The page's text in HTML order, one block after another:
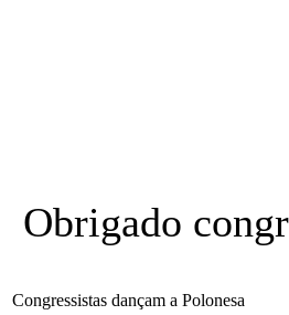
Obrigado
Congressistas dançam a Polonesa